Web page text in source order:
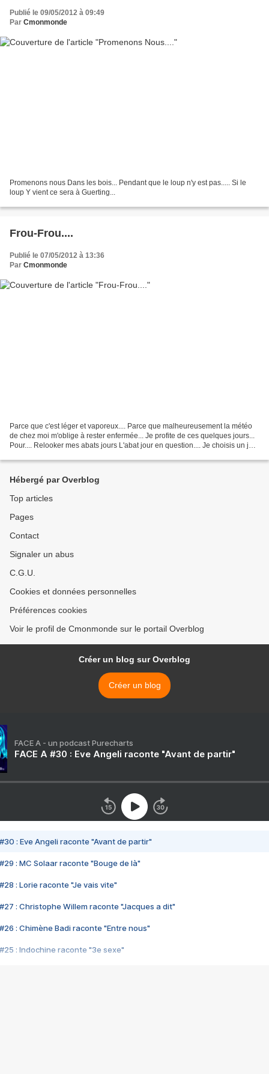
Publié le 09/05/2012 à 09:49
Par Cmonmonde
Promenons nous Dans les bois... Pendant que le loup n'y est pas..... Si le
loup Y vient ce sera à Guerting...
Frou-Frou....
Publié le 07/05/2012 à 13:36
Par Cmonmonde
Parce que c'est léger et vaporeux.... Parce que malheureusement la météo
de chez moi m'oblige à rester enfermée... Je profite de ces quelques jours...
Pour.... Relooker mes abats jours L'abat jour en question.... Je choisis un joli
Hébergé par Overblog
Top articles
Pages
Contact
Signaler un abus
C.G.U.
Cookies et données personnelles
Préférences cookies
Voir le profil de Cmonmonde sur le portail Overblog
Créer un blog sur Overblog
Créer un blog
FACE A - un podcast Purecharts
FACE A #30 : Eve Angeli raconte "Avant de partir"
#30 : Eve Angeli raconte "Avant de partir"
#29 : MC Solaar raconte "Bouge de là"
#28 : Lorie raconte "Je vais vite"
#27 : Christophe Willem raconte "Jacques a dit"
#26 : Chimène Badi raconte "Entre nous"
#25 : Indochine raconte "3e sexe"